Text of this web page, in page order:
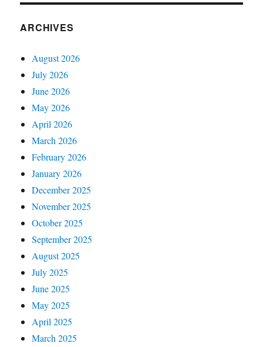
ARCHIVES
August 2026
July 2026
June 2026
May 2026
April 2026
March 2026
February 2026
January 2026
December 2025
November 2025
October 2025
September 2025
August 2025
July 2025
June 2025
May 2025
April 2025
March 2025